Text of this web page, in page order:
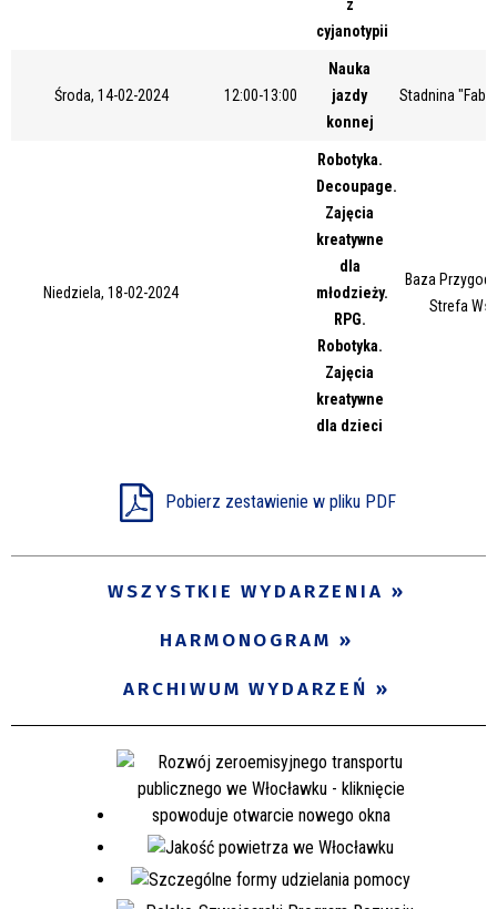
z
cyjanotypii
Środa, 14-02-2024 12:00-13:00
Nauka
jazdy
konnej
Stadnina
Niedziela, 18-02-2024
Robotyka.
Decoupage.
Zajęcia
kreatywne
dla
młodzieży.
RPG.
Robotyka.
Zajęcia
kreatywne
dla dzieci
Baza
Strefa
Pobierz zestawienie w pliku PDF
WSZYSTKIE WYDARZENIA
HARMONOGRAM
ARCHIWUM WYDARZEŃ